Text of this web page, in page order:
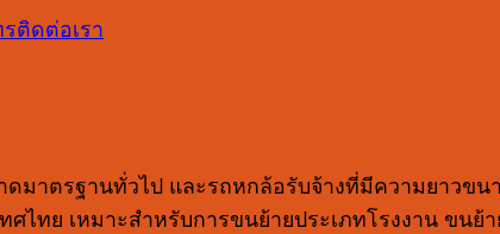
ติดต่อเรา
มาตรฐานทั่วไป และรถหกล้อรับจ้างที่มีความยาวข
ไทย เหมาะสำหรับการขนย้ายประเภทโรงงาน ขน